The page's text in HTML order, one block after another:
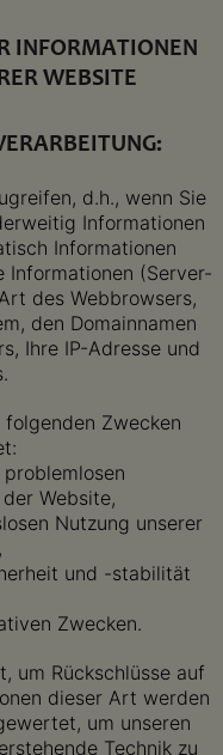
INFORMATIONEN
WEBSITE
d.h., wenn Sie
Informationen
Informationen
Informationen (Server-
des Webbrowsers,
den Domainnamen
Ihre IP-Adresse und
Zwecken
Website,
Nutzung unserer
und -stabilität
Zwecken.
um Rückschlüsse auf
dieser Art werden
um unseren
Technik zu